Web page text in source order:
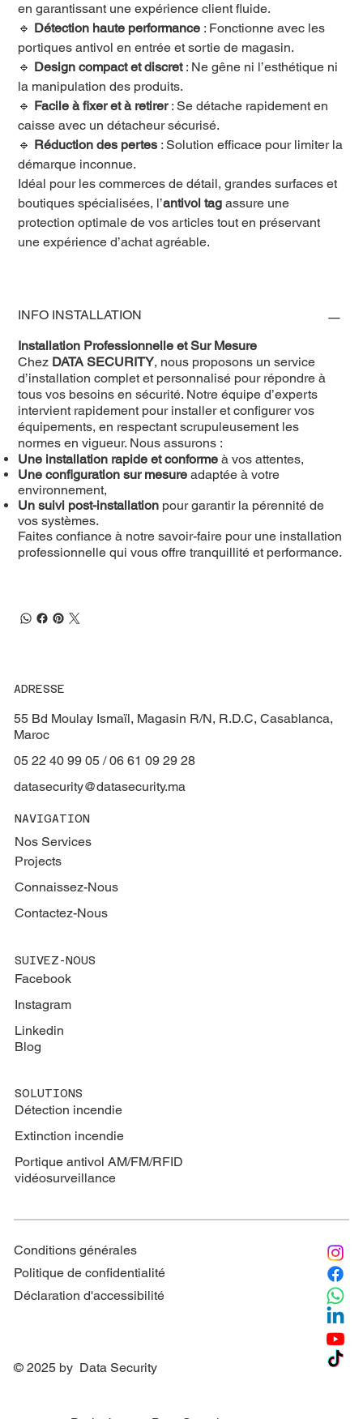
en garantissant une expérience client fluide.
🔹 Détection haute performance : Fonctionne avec les
portiques antivol en entrée et sortie de magasin.
🔹 Design compact et discret: Ne gêne ni l’esthétique ni
la manipulation des produits.
🔹 Facile à fixer et à retirer: Se détache rapidement en
caisse avec un détacheur sécurisé.
🔹 Réduction des pertes : Solution efficace pour limiter la
démarque inconnue.
Idéal pour les commerces de détail, grandes surfaces et
boutiques spécialisées, l’antivol tag assure une
protection optimale de vos articles tout en préservant
une expérience d’achat agréable.
INFO INSTALLATION
Installation Professionnelle et Sur Mesure
Chez DATA SECURITY, nous proposons un service
d’installation complet et personnalisé pour répondre à
tous vos besoins en sécurité. Notre équipe d’experts
intervient rapidement pour installer et configurer vos
équipements, en respectant scrupuleusement les
normes en vigueur. Nous assurons :
Une installation rapide et conforme à vos attentes,
Une configuration sur mesure adaptée à votre
environnement,
Un suivi post-installation pour garantir la pérennité de
vos systèmes.
Faites confiance à notre savoir-faire pour une installation
professionnelle qui vous offre tranquillité et performance.
ADRESSE
55 Bd Moulay Ismaïl, Magasin R/N, R.D.C, Casablanca,
Maroc
05 22 40 99 05 / 06 61 09 29 28
datasecurity@datasecurity.ma
NAVIGATION
Nos Services
Projects
Connaissez-Nous
Contactez-Nous
SUIVEZ-NOUS
Facebook
Instagram
Linkedin
Blog
SOLUTIONS
Détection incendie
Extinction incendie
Portique antivol AM/FM/RFID
vidéosurveillance
Conditions générales
Politique de confidentialité
Déclaration d'accessibilité
© 2025 by Data Security